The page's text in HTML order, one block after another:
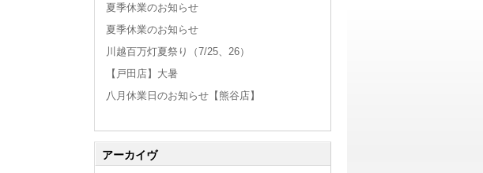
夏季休業のお知らせ
夏季休業のお知らせ
川越百万灯夏祭り（7/25、26）
【戸田店】大暑
八月休業日のお知らせ【熊谷店】
アーカイヴ